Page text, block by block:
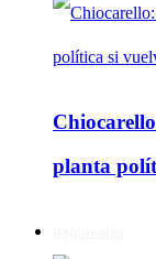
planta